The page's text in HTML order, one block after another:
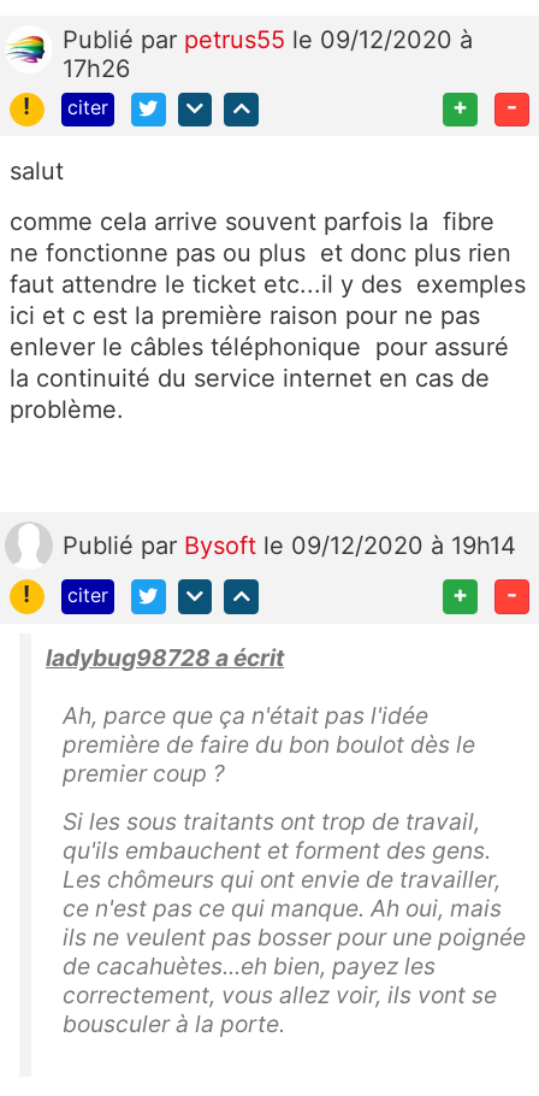
Publié par petrus55 le 09/12/2020 à
17h26
!
citer + -
salut
comme cela arrive souvent parfois la fibre
ne fonctionne pas ou plus et donc plus rien
faut attendre le ticket etc...il y des exemples
ici et c est la première raison pour ne pas
enlever le câbles téléphonique pour assuré
la continuité du service internet en cas de
problème.
Publié par Bysoft le 09/12/2020 à 19h14
!
citer + -
ladybug98728 a écrit
Ah, parce que ça n'était pas l'idée
première de faire du bon boulot dès le
premier coup ?
Si les sous traitants ont trop de travail,
qu'ils embauchent et forment des gens.
Les chômeurs qui ont envie de travailler,
ce n'est pas ce qui manque. Ah oui, mais
ils ne veulent pas bosser pour une poignée
de cacahuètes...eh bien, payez les
correctement, vous allez voir, ils vont se
bousculer à la porte.